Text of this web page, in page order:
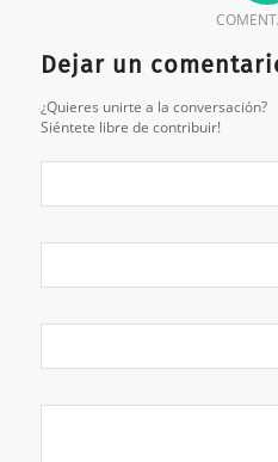
Dejar un
¿Quieres unirte a la conversación?
Siéntete libre de contribuir!